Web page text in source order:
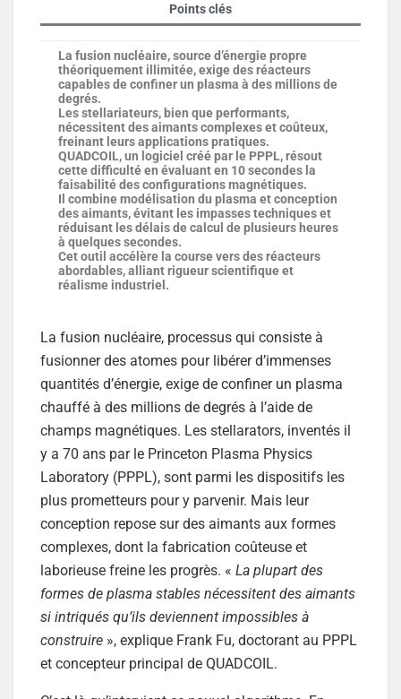
Points clés
La fusion nucléaire, source d’énergie propre
théoriquement illimitée, exige des réacteurs
capables de confiner un plasma à des millions de
degrés.
Les stellariateurs, bien que performants,
nécessitent des aimants complexes et coûteux,
freinant leurs applications pratiques.
QUADCOIL, un logiciel créé par le PPPL, résout
cette difficulté en évaluant en 10 secondes la
faisabilité des configurations magnétiques.
Il combine modélisation du plasma et conception
des aimants, évitant les impasses techniques et
réduisant les délais de calcul de plusieurs heures
à quelques secondes.
Cet outil accélère la course vers des réacteurs
abordables, alliant rigueur scientifique et
réalisme industriel.
La fusion nucléaire, processus qui consiste à
fusionner des atomes pour libérer d’immenses
quantités d’énergie, exige de confiner un plasma
chauffé à des millions de degrés à l’aide de
champs magnétiques. Les stellarators, inventés il
y a 70 ans par le Princeton Plasma Physics
Laboratory (PPPL), sont parmi les dispositifs les
plus prometteurs pour y parvenir. Mais leur
conception repose sur des aimants aux formes
complexes, dont la fabrication coûteuse et
laborieuse freine les progrès. « La plupart des
formes de plasma stables nécessitent des aimants
si intriqués qu’ils deviennent impossibles à
construire », explique Frank Fu, doctorant au PPPL
et concepteur principal de QUADCOIL.